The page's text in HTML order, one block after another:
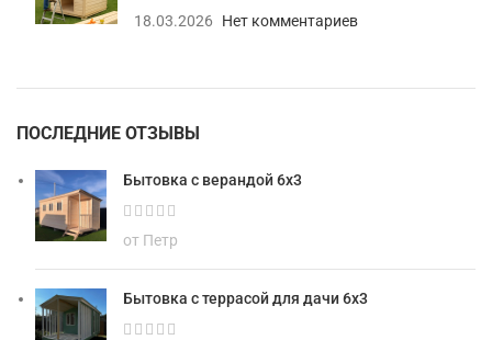
18.03.2026
Нет комментариев
ПОСЛЕДНИЕ ОТЗЫВЫ
Бытовка с верандой 6х3
от Петр
Бытовка с террасой для дачи 6х3